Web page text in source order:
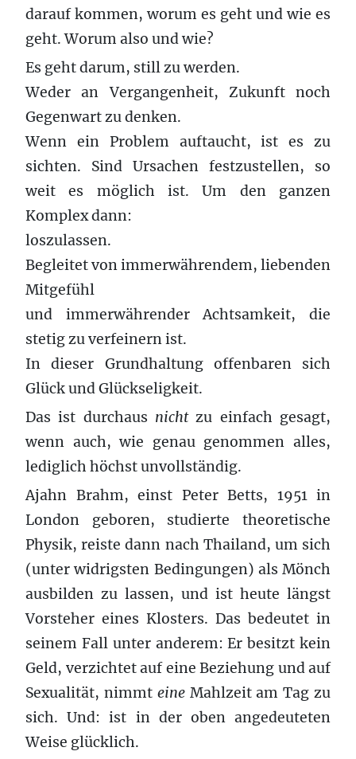
darauf kommen, worum es geht und wie es
geht. Worum also und wie?
Es geht darum, still zu werden.
Weder an Vergangenheit, Zukunft noch
Gegenwart zu denken.
Wenn ein Problem auftaucht, ist es zu
sichten. Sind Ursachen festzustellen, so
weit es möglich ist. Um den ganzen
Komplex dann:
loszulassen.
Begleitet von immerwährendem, liebenden
Mitgefühl
und immerwährender Achtsamkeit, die
stetig zu verfeinern ist.
In dieser Grundhaltung offenbaren sich
Glück und Glückseligkeit.
Das ist durchaus nichtzu einfach gesagt,
wenn auch, wie genau genommen alles,
lediglich höchst unvollständig.
Ajahn Brahm, einst Peter Betts, 1951 in
London geboren, studierte theoretische
Physik, reiste dann nach Thailand, um sich
(unter widrigsten Bedingungen) als Mönch
ausbilden zu lassen, und ist heute längst
Vorsteher eines Klosters. Das bedeutet in
seinem Fall unter anderem: Er besitzt kein
Geld, verzichtet auf eine Beziehung und auf
Sexualität, nimmt eineMahlzeit am Tag zu
sich. Und: ist in der oben angedeuteten
Weise glücklich.